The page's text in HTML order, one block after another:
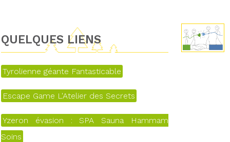
QUELQUES LIENS
Tyrolienne géante Fantasticable
Escape Game L'Atelier des Secrets
Yzeron évasion : SPA Sauna Hammam
Soins